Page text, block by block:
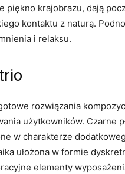
piękno krajobrazu, dają
kontaktu z naturą.
i relaksu.
rozwiązania
użytkowników. Czarne
w charakterze
ułożona w formie
elementy